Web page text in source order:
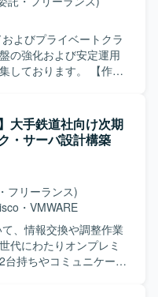
よびプライベートクラ
の強化および安定運用
ります。 【作業
製ネットワーク機器を用
ワーク環境の管理、
、BGP／OSPF／LISP
計・運用、障害対応お
物像】
らず、ネットワーク設
ております。 クラウド
ーク技術に関心を持
んでいただける方が望
大手鉄道社向け次期
・サーバ設計構築
フリーランス)
・ VMWARE
、情報交換や調整作業
代にわたりオンプレミ
持ちやコミュニケーシ